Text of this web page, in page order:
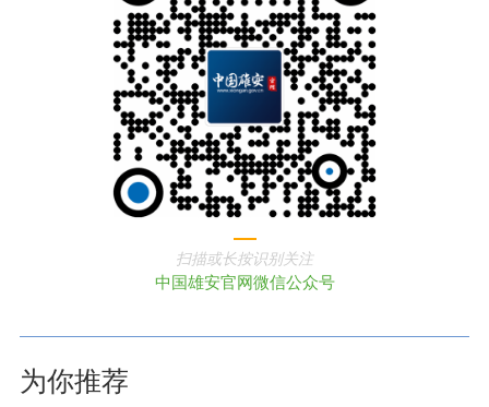
扫描或长按识别关注
中国雄安官网微信公众号
为你推荐